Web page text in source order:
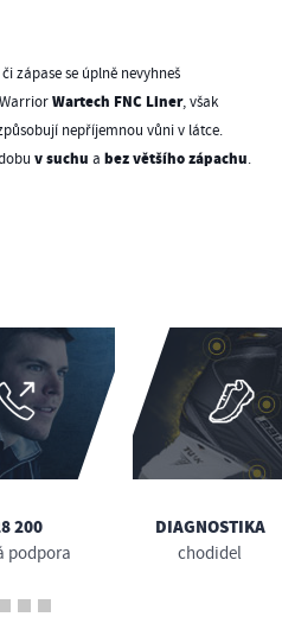
zápase se úplně nevyhneš
WarriorWartech FNC Liner, však
nepříjemnou vůni v látce.
v suchu abez většího zápachu.
200
podpora
DIAGNOSTIKA
chodidel